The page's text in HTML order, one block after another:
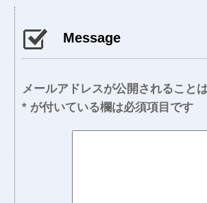
Message
メールアドレスが公開されること
* が付いている欄は必須項目です